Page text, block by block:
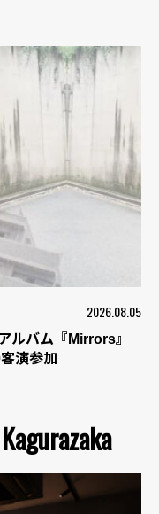
2026.08.05
ルバム『Mirrors』
演参加